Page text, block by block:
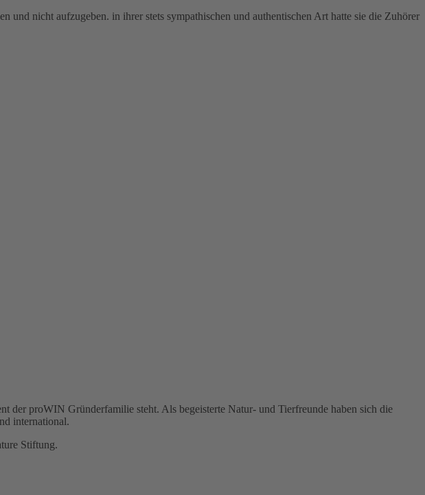
und nicht aufzugeben. in ihrer stets sympathischen und authentischen Art hatte sie die Zuhörer
der proWIN Gründerfamilie steht. Als begeisterte Natur- und Tierfreunde haben sich die
international.
Stiftung.